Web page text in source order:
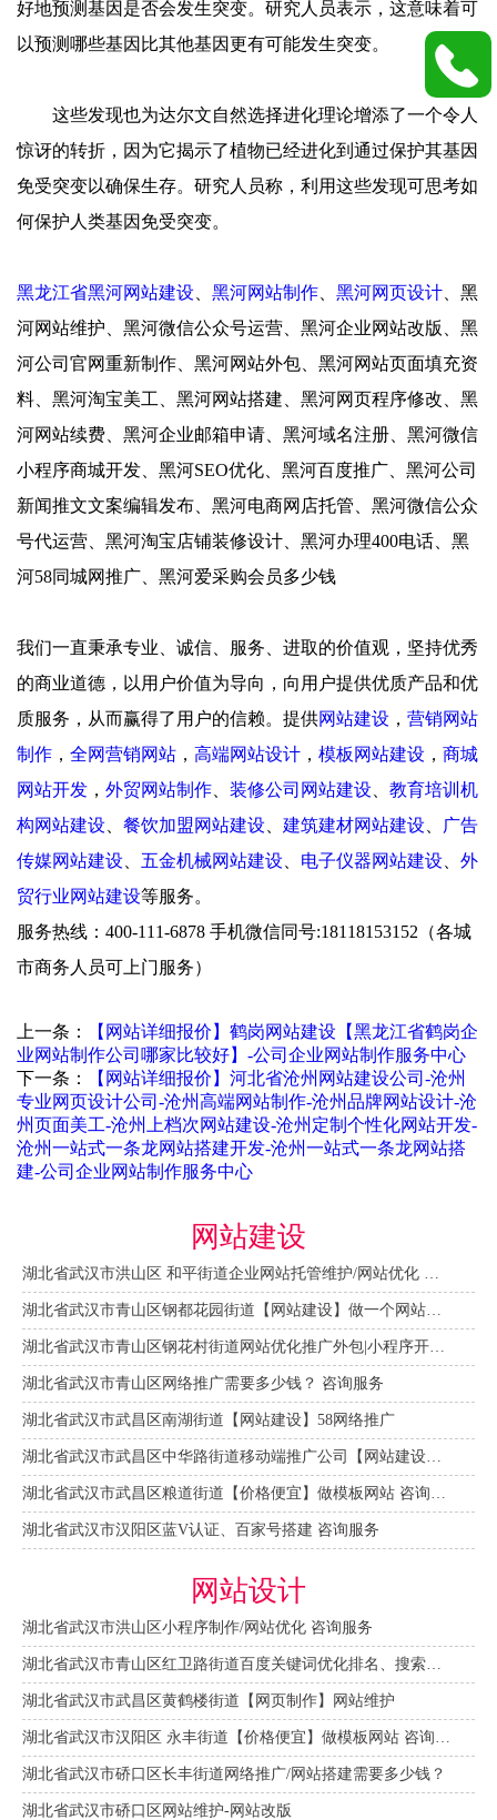
好地预测基因是否会发生突变。研究人员表示，这意味着可
以预测哪些基因比其他基因更有可能发生突变。
这些发现也为达尔文自然选择进化理论增添了一个令人
惊讶的转折，因为它揭示了植物已经进化到通过保护其基因
免受突变以确保生存。研究人员称，利用这些发现可思考如
何保护人类基因免受突变。
黑龙江省黑河网站建设 黑河网站制作 黑河网页设计 、黑
河网站维护、黑河微信公众号运营、黑河企业网站改版、黑
河公司官网重新制作、黑河网站外包、黑河网站页面填充资
料、黑河淘宝美工、黑河网站搭建、黑河网页程序修改、黑
河网站续费、黑河企业邮箱申请、黑河域名注册、黑河微信
小程序商城开发、黑河SEO优化、黑河百度推广、黑河公司
新闻推文文案编辑发布、黑河电商网店托管、黑河微信公众
号代运营、黑河淘宝店铺装修设计、黑河办理400电话、黑
河58同城网推广、黑河爱采购会员多少钱
我们一直秉承专业、诚信、服务、进取的价值观，坚持优秀
的商业道德，以用户价值为导向，向用户提供优质产品和优
质服务，从而赢得了用户的信赖。提供网站建设 ， 营销网站
制作 ， 全网营销网站 ， 高端网站设计 ， 模板网站建设 ， 商城
网站开发 ， 外贸网站制作 装修公司网站建设
教育培训机
构网站建设
餐饮加盟网站建设 建筑建材网站建设
广告
传媒网站建设
五金机械网站建设 电子仪器网站建设
外
贸行业网站建设等服务。
服务热线：400-111-6878 手机微信同号:18118153152（各城
市商务人员可上门服务）
上一条：
【网站详细报价】鹤岗网站建设【黑龙江省鹤岗企
业网站制作公司哪家比较好】-公司企业网站制作服务中心
下一条：
【网站详细报价】河北省沧州网站建设公司-沧州
专业网页设计公司-沧州高端网站制作-沧州品牌网站设计-沧
州页面美工-沧州上档次网站建设-沧州定制个性化网站开发-
沧州一站式一条龙网站搭建开发-沧州一站式一条龙网站搭
建-公司企业网站制作服务中心
网站建设
湖北省武汉市青山区网络推广需要多少钱？ 咨询服务
湖北省武汉市武昌区南湖街道【网站建设】58网络推广
湖北省武汉市汉阳区蓝V认证、百家号搭建 咨询服务
网站设计
湖北省武汉市洪山区小程序制作/网站优化 咨询服务
湖北省武汉市武昌区黄鹤楼街道【网页制作】网站维护
湖北省武汉市硚口区长丰街道网络推广/网站搭建需要多少钱？
湖北省武汉市硚口区网站维护-网站改版